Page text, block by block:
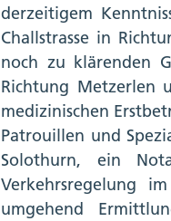
derzeitigem
Challstrasse in
noch zu klärenden
Richtung Metzerlen
medizinischen
Patrouillen und
Solothurn, ein
Verkehrsregelung
umgehend